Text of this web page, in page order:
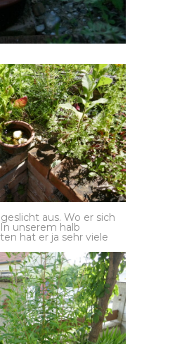
aus. Wo er sich
unserem halb
hat er ja sehr viele